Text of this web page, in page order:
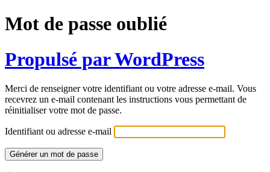
Mot de passe oublié
Propulsé par WordPress
Merci de renseigner votre identifiant ou votre adresse e-mail. Vous
recevrez un e-mail contenant les instructions vous permettant de
réinitialiser votre mot de passe.
Identifiant ou adresse e-mail